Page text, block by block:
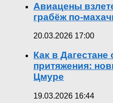
Авиацены
грабёж по-
20.03.2026 17:00
Как в Дагестане
притяжения:
Цмуре
19.03.2026 16:44